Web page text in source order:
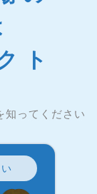
ト
知ってください